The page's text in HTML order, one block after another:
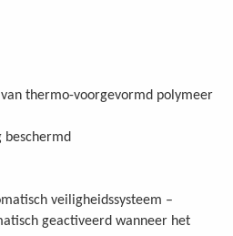
van thermo-voorgevormd polymeer
beschermd
veiligheidssysteem –
geactiveerd wanneer het